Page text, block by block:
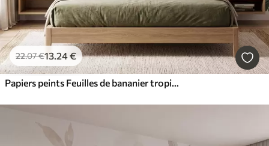
22.07€13.24€
Papiers peints Feuilles de bananier tropicales ornées de grappes de baies de café rouges, style aquarelle